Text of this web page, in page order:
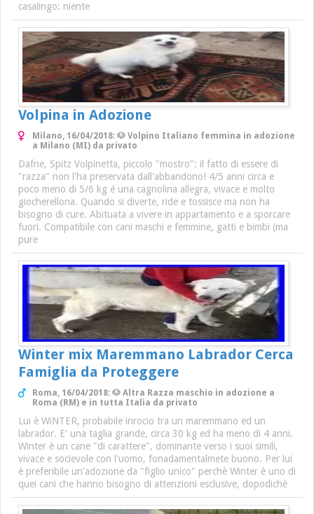
casalingo: niente
Volpina in Adozione
Milano, 16/04/2018: 🐶 Volpino Italiano femmina in adozione
a Milano (MI) da privato
Dafne, Spitz Volpinetta, piccolo "mostro": il fatto di essere di
"razza" non l'ha preservata dall'abbandono! 4/5 anni circa e
poco meno di 5/6 kg é una cagnolina allegra, vivace e molto
giocherellona. Quando si diverte, ride e tossisce ma non ha
bisogno di cure. Abituata a vivere in appartamento e a sporcare
fuori. Compatibile con cani maschi e femmine, gatti e bimbi (ma
pure
Winter mix Maremmano Labrador Cerca
Famiglia da Proteggere
Roma, 16/04/2018: 🐶 Altra Razza maschio in adozione a
Roma (RM) e in tutta Italia da privato
Lui è WiNTER, probabile inrocio tra un maremmano ed un
labrador. E' una taglia grande, circa 30 kg ed ha meno di 4 anni.
Winter è un cane "di carattere", dominante verso i suoi simili,
vivace e socievole con l'uomo, fonadamentalmete buono. Per lui
è preferibile un'adozione da "figlio unico" perchè Winter è uno di
quei cani che hanno bisogno di attenzioni esclusive, dopodichè